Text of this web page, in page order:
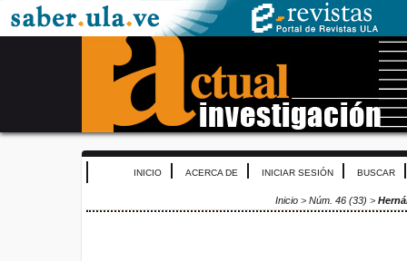
INICIO ACERCA DE INICIAR SESIÓN BUSCAR
Inicio > Núm. 46 (33) >